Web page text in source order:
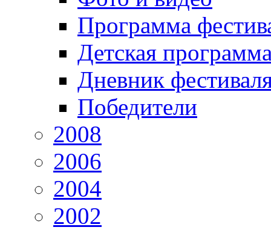
Программа
Детская
Дневник
Победители
2008
2006
2004
2002